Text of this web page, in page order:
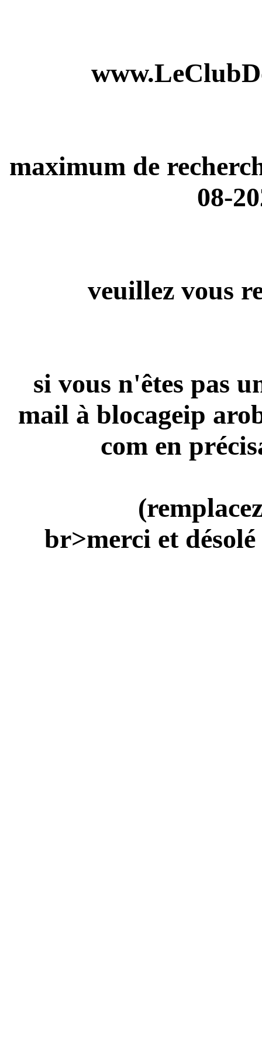
maximum de
08-
veuillez vous
si vous n'êtes pas
mail à blocageip
com en
br>merci et